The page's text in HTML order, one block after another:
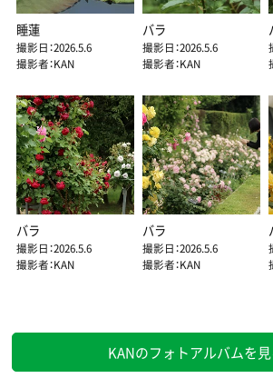
睡蓮
撮影日：2026.5.6
撮影者：KAN
バラ
撮影日：2026.5.6
撮影者：KAN
バラ
撮影日：2026.5.6
撮影者：KAN
バラ
撮影日：2026.5.6
撮影者：KAN
KANのフォトアルバムを